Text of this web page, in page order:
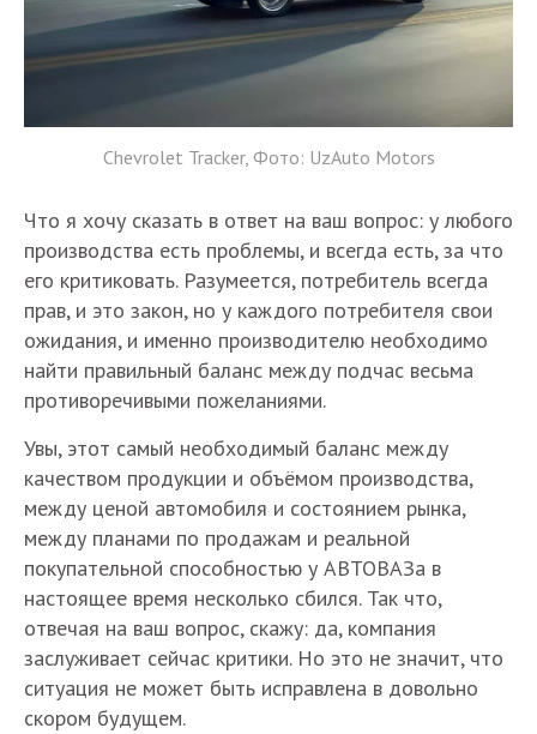
Chevrolet Tracker, Фото: UzAuto Motors
Что я хочу сказать в ответ на ваш вопрос: у любого
производства есть проблемы, и всегда есть, за что
его критиковать. Разумеется, потребитель всегда
прав, и это закон, но у каждого потребителя свои
ожидания, и именно производителю необходимо
найти правильный баланс между подчас весьма
противоречивыми пожеланиями.
Увы, этот самый необходимый баланс между
качеством продукции и объёмом производства,
между ценой автомобиля и состоянием рынка,
между планами по продажам и реальной
покупательной способностью у АВТОВАЗа в
настоящее время несколько сбился. Так что,
отвечая на ваш вопрос, скажу: да, компания
заслуживает сейчас критики. Но это не значит, что
ситуация не может быть исправлена в довольно
скором будущем.